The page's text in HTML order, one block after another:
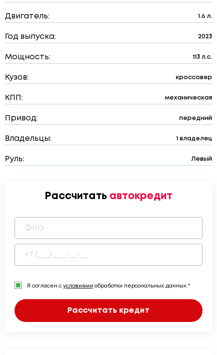
Двигатель: 1.6 л.
Год выпуска: 2023
Мощность: 113 л.с.
Кузов: кроссовер
КПП: механическая
Привод: передний
Владельцы: 1 владелец
Руль: Левый
Рассчитать автокредит
Я согласен с условиями обработки персональных данных *
Рассчитать кредит